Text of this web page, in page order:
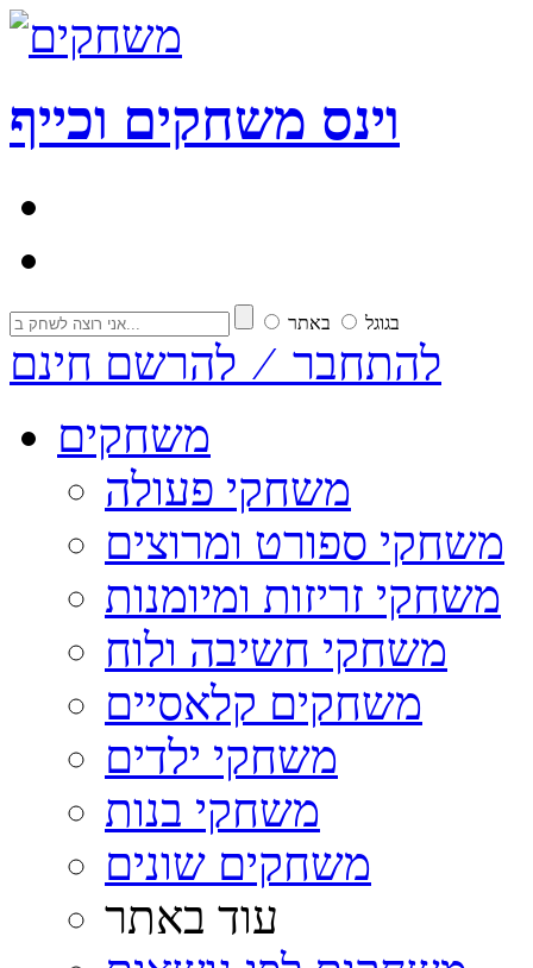
וינס משחקים וכייף
בגוגל באתר
להתחבר ⁄ להרשם חינם
משחקים
משחקי פעולה
משחקי ספורט ומרוצים
משחקי זריזות ומיומנות
משחקי חשיבה ולוח
משחקים קלאסיים
משחקי ילדים
משחקי בנות
משחקים שונים
עוד באתר